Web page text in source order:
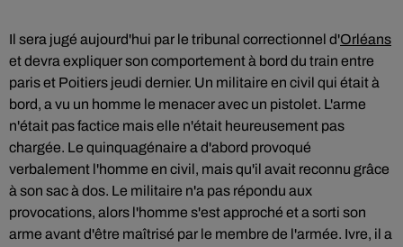
Il sera jugé aujourd'hui par le tribunal correctionnel d'Orléans
et devra expliquer son comportement à bord du train entre
paris et Poitiers jeudi dernier. Un militaire en civil qui était à
bord, a vu un homme le menacer avec un pistolet. L'arme
n'était pas factice mais elle n'était heureusement pas
chargée. Le quinquagénaire a d'abord provoqué
verbalement l'homme en civil, mais qu'il avait reconnu grâce
à son sac à dos. Le militaire n'a pas répondu aux
provocations, alors l'homme s'est approché et a sorti son
arme avant d'être maîtrisé par le membre de l'armée. Ivre, il a